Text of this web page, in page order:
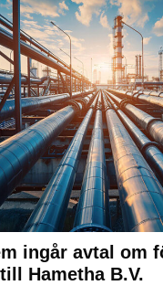
ingår avtal om
Hametha B.V.